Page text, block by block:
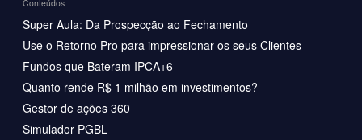
Conteúdos
Super Aula: Da Prospecção ao Fechamento
Use o Retorno Pro para impressionar os seus Clientes
Fundos que Bateram IPCA+6
Quanto rende R$ 1 milhão em investimentos?
Gestor de ações 360
Simulador PGBL